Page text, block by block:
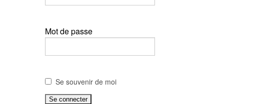
Mot de passe
Se souvenir de moi